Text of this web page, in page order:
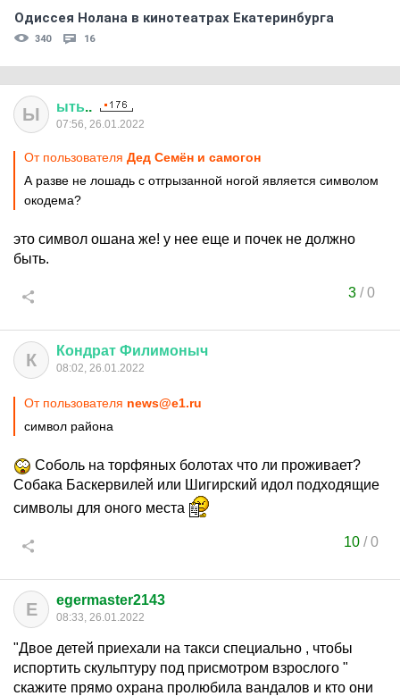
Одиссея Нолана в кинотеатрах Екатеринбурга
340 16
Ы ыть..
07:56, 26.01.2022
От пользователя Дед Семён и самогон
А разве не лошадь с отгрызанной ногой является символом
окодема?
это символ ошана же! у нее еще и почек не должно
быть.
3/0
К Кондрат Филимоныч
08:02, 26.01.2022
От пользователя news@e1.ru
символ района
Соболь на торфяных болотах что ли проживает?
Собака Баскервилей или Шигирский идол подходящие
символы для оного места
10 /0
E egermaster2143
08:33, 26.01.2022
"Двое детей приехали на такси специально , чтобы
испортить скульптуру под присмотром взрослого "
скажите прямо охрана пролюбила вандалов и кто они